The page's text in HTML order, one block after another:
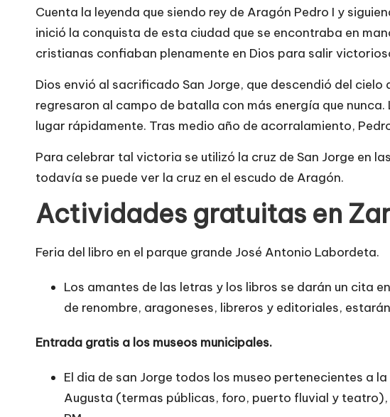
Cuenta la leyenda que siendo rey de Aragón Pedro I y
inició la conquista de esta ciudad que se encontraba en
cristianas confiaban plenamente en Dios para salir
Dios envió al sacrificado San Jorge, que descendió del
regresaron al campo de batalla con más energía que
lugar rápidamente. Tras medio año de acorralamiento,
Para celebrar tal victoria se utilizó la cruz de San Jorge en
todavía se puede ver la cruz en el escudo de Aragón.
Actividades gratuitas en
Feria del libro en el parque grande José Antonio Labordeta.
Los amantes de las letras y los libros se darán un cita
de renombre, aragoneses, libreros y editoriales,
Entrada gratis a los museos municipales.
El dia de san Jorge todos los museo pertenecientes a
Augusta (termas públicas, foro, puerto fluvial y teatro),